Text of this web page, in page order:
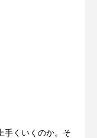
手くいくのか。そ